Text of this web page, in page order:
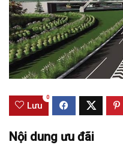
Lưu
0
Nội dung ưu đãi